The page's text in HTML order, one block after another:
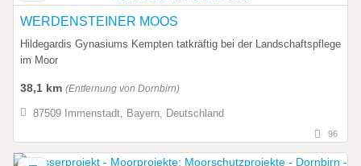
WERDENSTEINER MOOS
Hildegardis Gynasiums Kempten tatkräftig bei der Landschaftspflege
im Moor
38,1 km (Entfernung von Dornbirn)
87509 Immenstadt, Bayern, Deutschland
96